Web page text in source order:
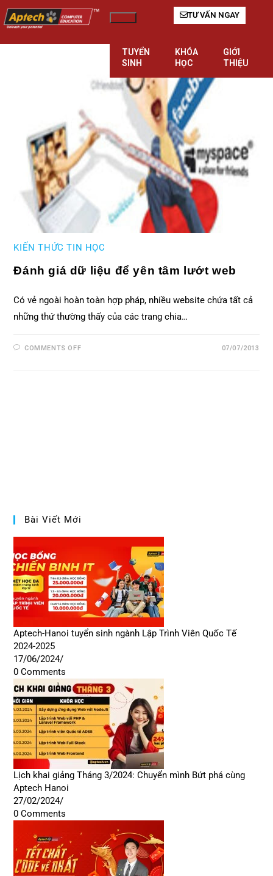
TUYỂN
SINH
KHÓA
HỌC
GIỚI
THIỆU
Hamburger Toggle Menu
TƯ VẤN NGAY
KIẾN THỨC TIN HỌC
Đánh giá dữ liệu để yên tâm lướt web
Có vẻ ngoài hoàn toàn hợp pháp, nhiều website chứa tất cả
những thứ thường thấy của các trang chia…
COMMENTS OFF 07/07/2013
Bài Viết Mới
Aptech-Hanoi tuyển sinh ngành Lập Trình Viên Quốc Tế
2024-2025
17/06/2024/
0 Comments
Lịch khai giảng Tháng 3/2024: Chuyển mình Bứt phá cùng
Aptech Hanoi
27/02/2024/
0 Comments